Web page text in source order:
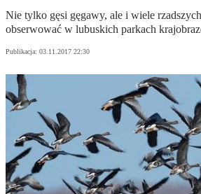
Nie tylko gęsi gęgawy, ale i wiele
obserwować w lubuskich parkach
Publikacja: 03.11.2017 22:30